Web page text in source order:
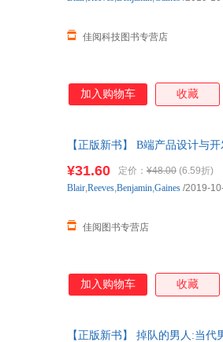
佳阅科技图书专营店
加入购物车 收藏
【正版新书】 B端产品设计与
¥31.60 定价： ¥48.00 (6.59折)
佳阅图书专营店
Blair,Reeves,Benjamin,Gaines /2019-
加入购物车 收藏
【正版新书】 掉队的男人:当代